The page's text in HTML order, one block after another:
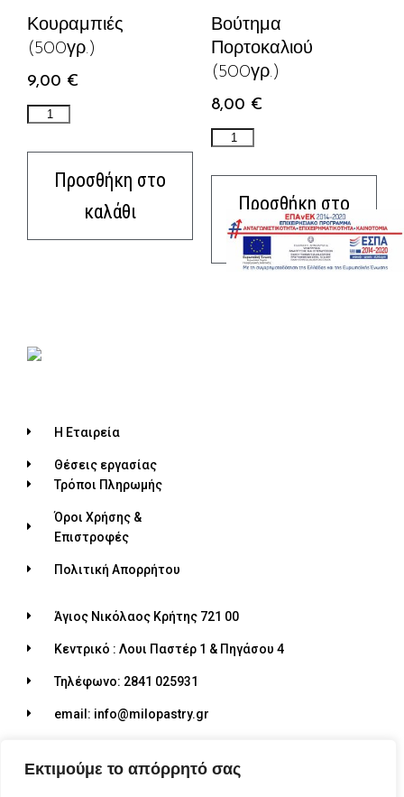
Εκτιμούμε το απόρρητό σας
Κουραμπιές
(500γρ.)
9,00 €
Προσθήκη στο
καλάθι
Βούτημα
Πορτοκαλιού
(500γρ.)
8,00 €
Προσθήκη στο
καλάθι
Η Εταιρεία
Θέσεις εργασίας
Τρόποι Πληρωμής
Όροι Χρήσης &
Επιστροφές
Πολιτική Απορρήτου
Άγιος Νικόλαος Κρήτης 721 00
Κεντρικό : Λουι Παστέρ 1 & Πηγάσου 4
Τηλέφωνο: 2841 025931
email: info@milopastry.gr